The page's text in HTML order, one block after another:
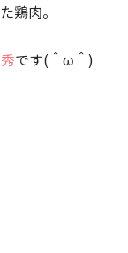
鶏肉。
です(＾ω＾)